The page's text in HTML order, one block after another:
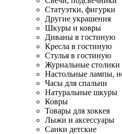
Статуэтки, фигурки
Другие украшения
Шкуры и ковры
Диваны в гостиную
Кресла в гостиную
Стулья в гостиную
Журнальные столики
Настольные лампы,
Часы для спальни
Натуральные шкуры
Ковры
Товары для хоккея
Лыжи и аксессуары
Санки детские